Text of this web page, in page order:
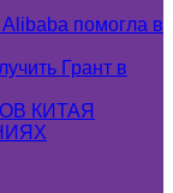
Alibaba помогла в
Грант в
КИТАЯ